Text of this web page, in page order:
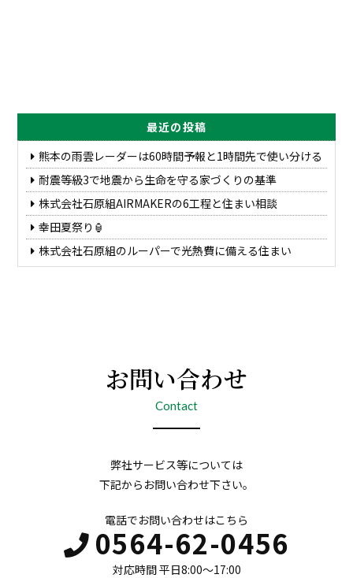
最近の投稿
熊本の雨雲レーダーは60時間予報と1時間先で使い分ける
耐震等級3で地震から生命を守る家づくりの基準
株式会社石原組AIRMAKERの6工程と住まい相談
幸田夏祭り🏮
株式会社石原組のルーパーで光熱費に備える住まい
お問い合わせ
Contact
弊社サービス等については
下記からお問い合わせ下さい。
電話でお問い合わせはこちら
0564-62-0456
対応時間 平日8:00〜17:00